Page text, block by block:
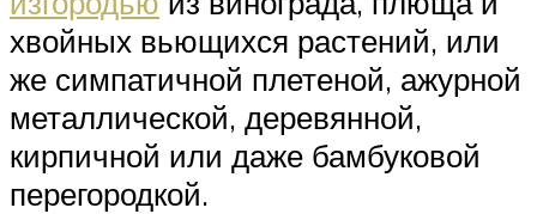
хвойных вьющихся растений, или
же симпатичной плетеной, ажурной
металлической, деревянной,
кирпичной или даже бамбуковой
перегородкой.